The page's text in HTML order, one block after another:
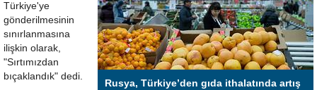
Rusya, Türkiye’den gıda ithalatında artış
Türkiye'ye
gönderilmesinin
sınırlanmasına
ilişkin olarak,
"Sırtımızdan
bıçaklandık" dedi.